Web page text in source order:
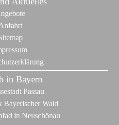
in Bayern
Passau
Bayerischer Wald
in Neuschönau